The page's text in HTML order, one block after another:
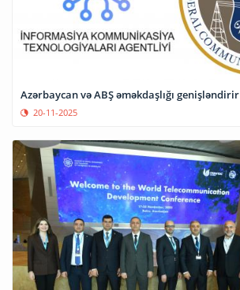
Azərbaycan və ABŞ əməkdaşlığı genişləndirir
20-11-2025